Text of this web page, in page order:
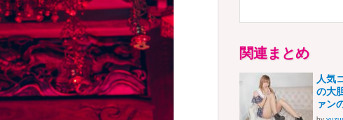
関連まとめ
人気
の大
ァン